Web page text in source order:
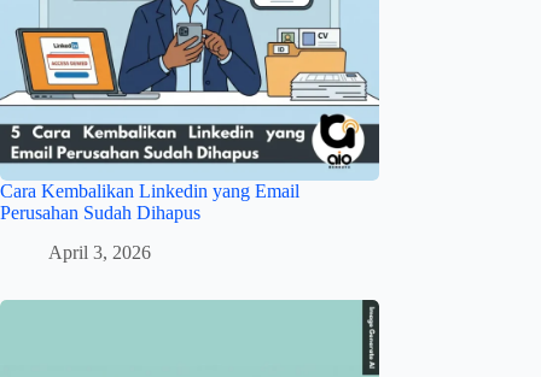
Cara Kembalikan Linkedin yang Email
Perusahan Sudah Dihapus
April 3, 2026